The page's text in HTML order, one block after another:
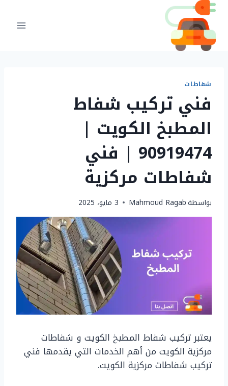
التجاوز
المحتوى
شفاطات
فني تركيب شفاط
المطبخ الكويت |
90919474 | فني
شفاطات مركزية
بواسطةMahmoud Ragab 3 مايو، 2025
يعتبر تركيب شفاط المطبخ الكويت و شفاطات
مركزية الكويت من أهم الخدمات التي يقدمها فني
تركيب شفاطات مركزية الكويت.